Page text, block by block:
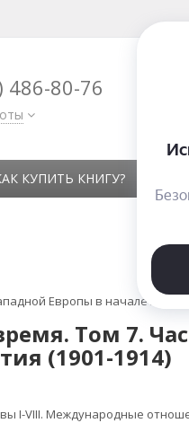
486-80-76
КУПИТЬ КНИГУ?
Европы в начале XX
Том 7.
(1901-1914)
I-VIII. Международные